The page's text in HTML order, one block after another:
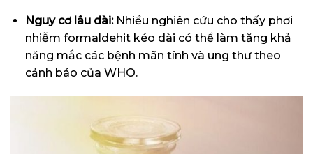
Nguy cơ lâu dài:Nhiều nghiên cứu cho thấy phơi
nhiễm formaldehit kéo dài có thể làm tăng khả
năng mắc các bệnh mãn tính và ung thư theo
cảnh báo của WHO.